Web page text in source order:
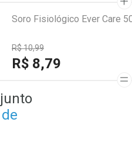
Soro Fisiológico Ever Care
R$ 10,99
R$ 8,79